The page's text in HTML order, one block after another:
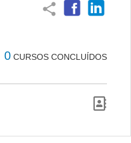
share
0 CURSOS CONCLUÍDOS